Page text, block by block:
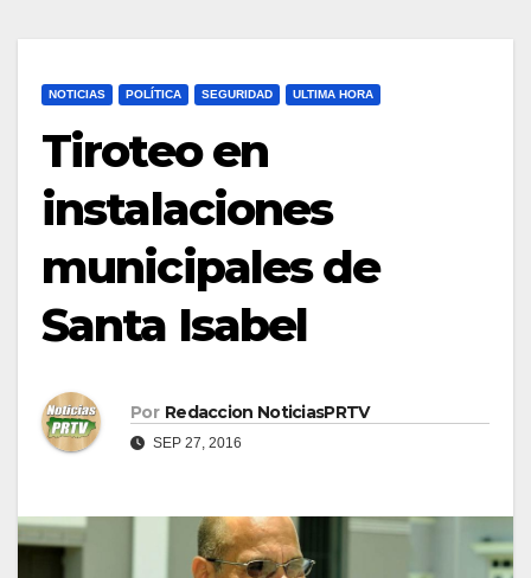
NOTICIAS POLÍTICA SEGURIDAD ULTIMA HORA
Tiroteo en
instalaciones
municipales de
Santa Isabel
Por Redaccion NoticiasPRTV
SEP 27, 2016